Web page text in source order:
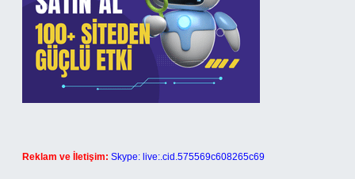
Reklam ve İletişim: Skype: live:.cid.575569c608265c69